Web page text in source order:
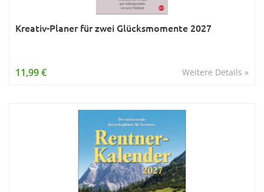
Kreativ-Planer für zwei Glücksmomente 2027
Weitere Details »
11,99 €